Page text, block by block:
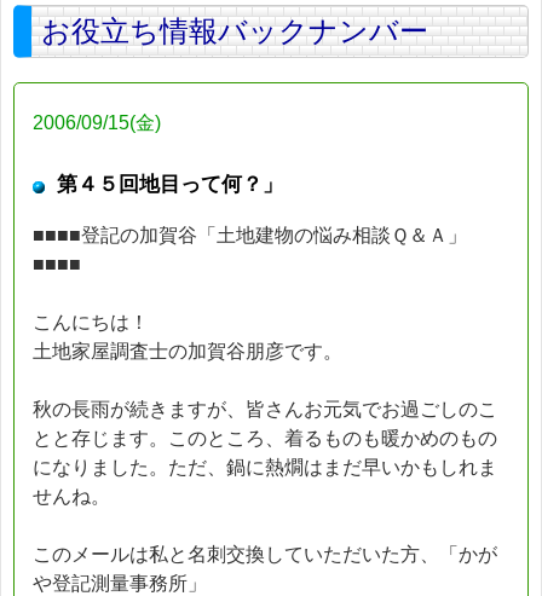
お役立ち情報バックナンバー
2006/09/15(金)
第４５回地目って何？」
■■■■登記の加賀谷「土地建物の悩み相談Ｑ＆Ａ」
■■■■
こんにちは！
土地家屋調査士の加賀谷朋彦です。
秋の長雨が続きますが、皆さんお元気でお過ごしのこ
とと存じます。このところ、着るものも暖かめのもの
になりました。ただ、鍋に熱燗はまだ早いかもしれま
せんね。
このメールは私と名刺交換していただいた方、「かが
や登記測量事務所」